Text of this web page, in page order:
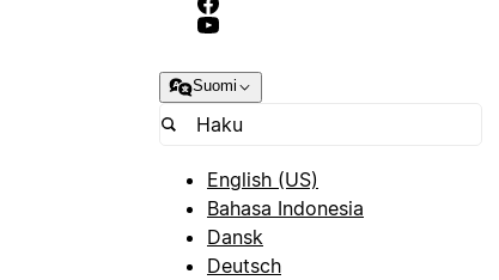
Suomi
English (US)
Bahasa Indonesia
Dansk
Deutsch